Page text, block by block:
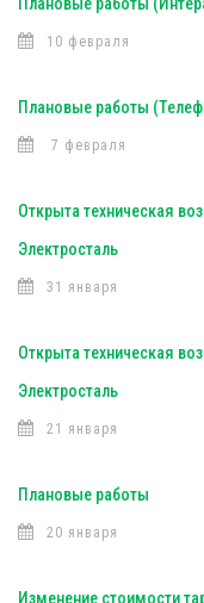
10 февраля
Плановые работы
7 февраля
Открыта техническая
Электросталь
31 января
Открыта техническая
Электросталь
21 января
Плановые работы
20 января
Изменение стоимости